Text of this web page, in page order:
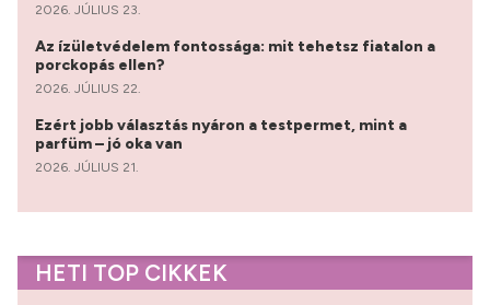
2026. JÚLIUS 23.
Az ízületvédelem fontossága: mit tehetsz fiatalon a
porckopás ellen?
2026. JÚLIUS 22.
Ezért jobb választás nyáron a testpermet, mint a
parfüm – jó oka van
2026. JÚLIUS 21.
HETI TOP CIKKEK